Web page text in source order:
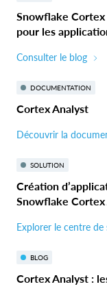
Snowflake
pour les
Consulter le blog
DOCUMENTATION
Cortex Analyst
Découvrir la
SOLUTION
Création
Snowflake Cortex
Explorer le centre
BLOG
Cortex Analyst :